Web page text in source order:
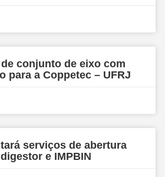
conjunto de eixo com
para a Coppetec – UFRJ
serviços de abertura
e IMPBIN